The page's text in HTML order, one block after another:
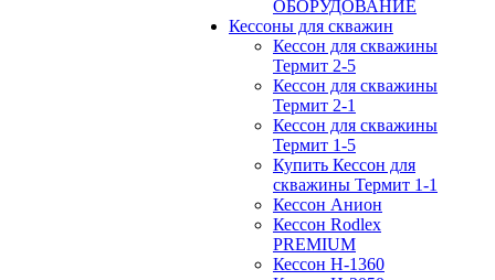
ОБОРУДОВАНИЕ
Кессоны для скважин
Кессон для скважины
Термит 2-5
Кессон для скважины
Термит 2-1
Кессон для скважины
Термит 1-5
Купить Кессон для
скважины Термит 1-1
Кессон Анион
Кессон Rodlex
PREMIUM
Кессон H-1360